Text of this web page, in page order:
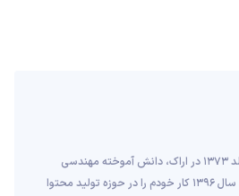
من مرتضی قانع هستم، متولد 1373 در اراک، دانش آموخته مهندسی
کامپیوتر و مدیریت بازرگانی. سال 1396 کار خودم را در حوزه تولید محتوا